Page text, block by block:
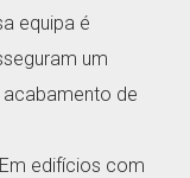
equipa é
um
de
edifícios com